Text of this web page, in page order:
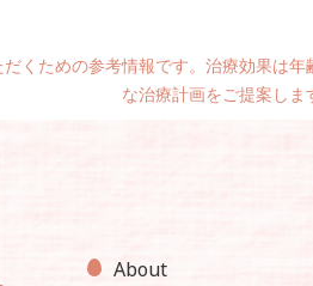
くための参考情報です。治療効果は
な治療計画をご提案しま
About